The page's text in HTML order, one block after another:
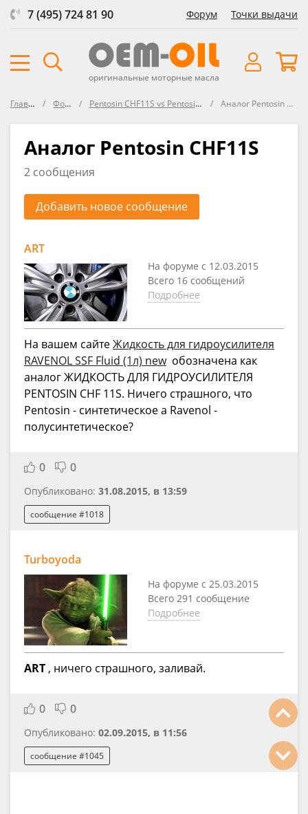
7 (495) 724 81 90 Форум Точки выдачи
оригинальные моторные масла
Главная Форум Pentosin CHF11S vs Pentosin CHF202 Аналог Pentosin CHF11S
Аналог Pentosin CHF11S
2 сообщения
Добавить новое сообщение
ART
На форуме с 12.03.2015
Всего 16 сообщений
Подробнее
На вашем сайтеЖидкость для гидроусилителя
RAVENOL SSF Fluid (1л) newобозначена как
аналог ЖИДКОСТЬ ДЛЯ ГИДРОУСИЛИТЕЛЯ
PENTOSIN CHF 11S. Ничего страшного, что
Pentosin - синтетическое а Ravenol -
полусинтетическое?
0 0
Опубликовано: 31.08.2015, в 13:59
сообщение #1018
Turboyoda
На форуме с 25.03.2015
Всего 291 сообщение
Подробнее
ART , ничего страшного, заливай.
0 0
Опубликовано: 02.09.2015, в 11:56
сообщение #1045